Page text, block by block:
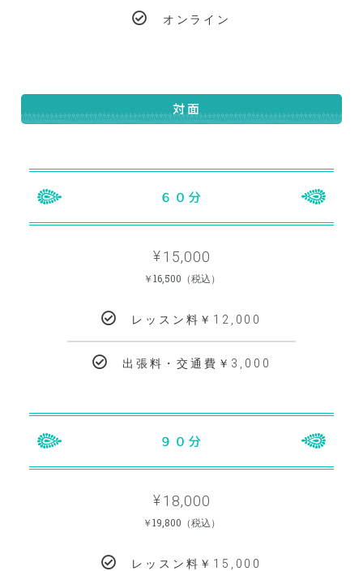
オンライン
対面
６０分
¥ 15,000
￥16,500（税込）
レッスン料￥12,000
出張料・交通費￥3,000
POPULAR
９０分
¥ 18,000
￥19,800（税込）
レッスン料￥15,000
POPULAR